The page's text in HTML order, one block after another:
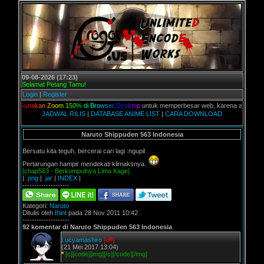
09-08-2026 (17:23)
Selamat Petang Tamu!
Login | Register
n Zoom 1 50% d Brow se r Desktopuntuk memperbesar web, karena aslinya web ini
JADWAL RILIS | DATABASE ANIME LIST | CARA DOWNLOAD
Naruto Shippuden 563 Indonesia
Bersatu kita teguh, bercerai cari lagi :ngupil
Pertarungan hampir mendekati klimaksnya.
[chap563 - Berkumpulnya Lima Kage]
| .png | .jar | INDEX |
--------------------
Kategori: Naruto
Ditulis oleh Ihint pada 28 Nov 2011 10:42
--------------------
92 komentar di Naruto Shippuden 563 Indonesia
Lucyamashiro [off]
(21 Mei 2017 13:04)
* [c][code][img][/c][/code][/img]